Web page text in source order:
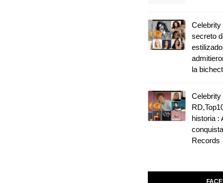
Celebrity
secreto
la
Celebrity
historia :
Records